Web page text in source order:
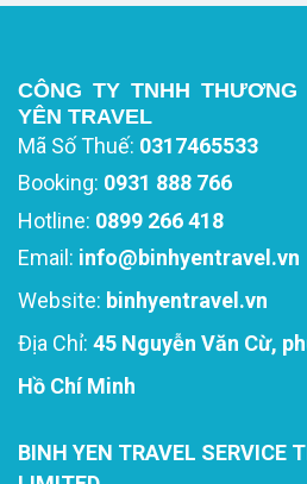
CÔNG TY TNHH
YÊN TRAVEL
Mã Số Thuế: 0317465533
Booking: 0931 888 766
Hotline: 0899 266 418
Email: info@binhyentravel.vn
Website: binhyentravel.vn
Địa Chỉ: 45 Nguyễn Văn Cừ,
Hồ Chí Minh
BINH YEN TRAVEL SERVICE